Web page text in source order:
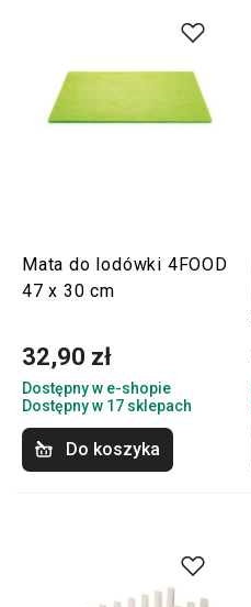
Mata do lodówki 4FOOD
47 x 30 cm
32,90 zł
Dostępny w e-shopie
Dostępny w 17 sklepach
Do koszyka